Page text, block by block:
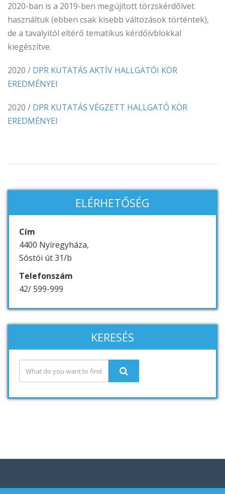
2020-ban is a 2019-ben megújított törzskérdőívet
használtuk (ebben csak kisebb változások történtek),
de a tavalyitól eltérő tematikus kérdőívblokkal
kiegészítve.
2020 / DPR KUTATÁS AKTÍV HALLGATÓI KÖR
EREDMÉNYEI
2020 / DPR KUTATÁS VÉGZETT HALLGATÓ KÖR
EREDMÉNYEI
ELÉRHETŐSÉG
Cím
4400 Nyíregyháza,
Sóstói út 31/b
Telefonszám
42/ 599-999
KERESÉS